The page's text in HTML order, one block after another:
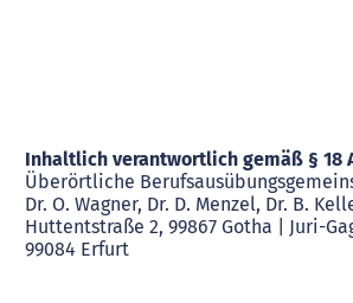
Inhaltlich verantwortlich gemäß § 18
Überörtliche
Dr. O. Wagner, Dr. D. Menzel, Dr. B.
Huttentstraße 2, 99867 Gotha | Juri-
99084 Erfurt